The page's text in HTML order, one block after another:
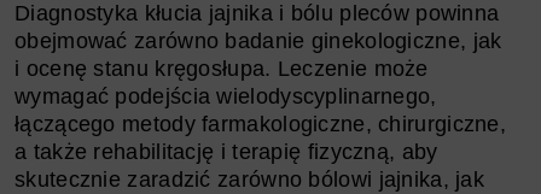
Diagnostyka kłucia jajnika i bólu pleców powinna
obejmować zarówno badanie ginekologiczne, jak
i ocenę stanu kręgosłupa. Leczenie może
wymagać podejścia wielodyscyplinarnego,
łączącego metody farmakologiczne, chirurgiczne,
a także rehabilitację i terapię fizyczną, aby
skutecznie zaradzić zarówno bólowi jajnika, jak